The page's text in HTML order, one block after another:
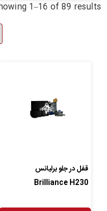
1–16 of 89 results
قفل در جلو برلیانس
Brilliance H230